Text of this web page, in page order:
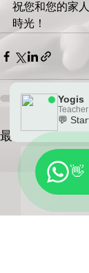
祝您和您的家
時光！
最新文章
👋
🗓️ Opening
Yogis
Teacher
💬